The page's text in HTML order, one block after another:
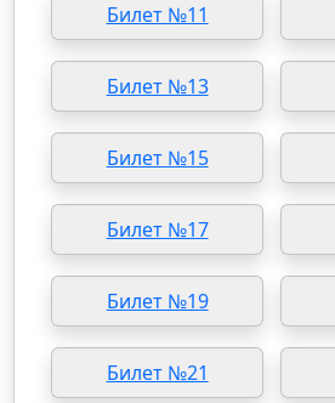
Билет №11
Билет №13
Билет №15
Билет №17
Билет №19
Билет №21